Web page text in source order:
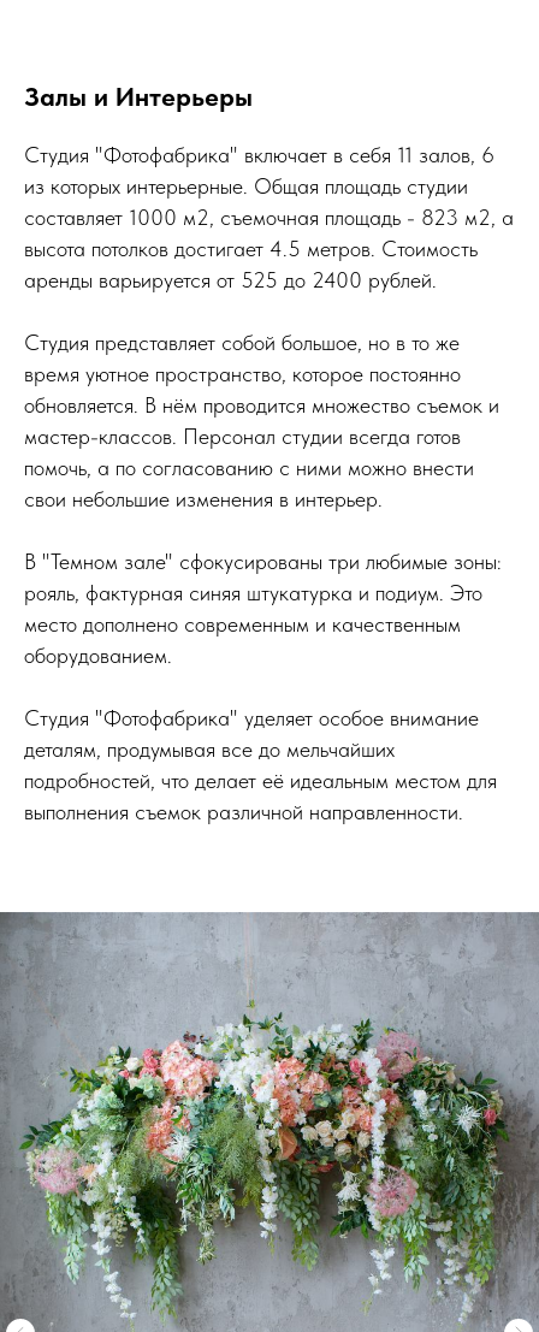
Залы и Интерьеры
Студия "Фотофабрика" включает в себя 11 залов, 6
из которых интерьерные. Общая площадь студии
составляет 1000 м2, съемочная площадь - 823 м2, а
высота потолков достигает 4.5 метров. Стоимость
аренды варьируется от 525 до 2400 рублей.
Студия представляет собой большое, но в то же
время уютное пространство, которое постоянно
обновляется. В нём проводится множество съемок и
мастер-классов. Персонал студии всегда готов
помочь, а по согласованию с ними можно внести
свои небольшие изменения в интерьер.
В "Темном зале" сфокусированы три любимые зоны:
рояль, фактурная синяя штукатурка и подиум. Это
место дополнено современным и качественным
оборудованием.
Студия "Фотофабрика" уделяет особое внимание
деталям, продумывая все до мельчайших
подробностей, что делает её идеальным местом для
выполнения съемок различной направленности.